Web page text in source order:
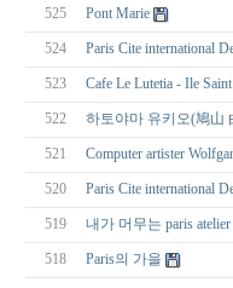
525 Pont Marie
524 Paris Cite international
523 Cafe Le Lutetia - Ile
522 하토야마 유키오(鳩山
521 Computer artister
520 Paris Cite international
519 내가 머무는 paris atelier
518 Paris의 가을